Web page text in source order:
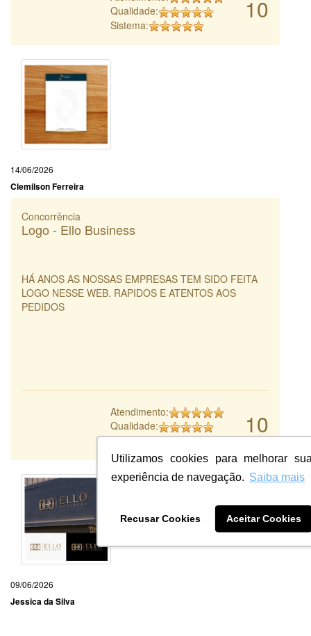
Utilizamos cookies para melhorar
experiência de navegação. Saiba mais
Recusar Cookies Aceitar Cookies
10
Qualidade:
Sistema:
14/06/2026
Clemilson Ferreira
Concorrência
Logo - Ello Business
HÁ ANOS AS NOSSAS EMPRESAS TEM SIDO FEITA
LOGO NESSE WEB. RAPIDOS E ATENTOS AOS
PEDIDOS
10
Atendimento:
Qualidade:
Sistema:
09/06/2026
Jessica da Silva